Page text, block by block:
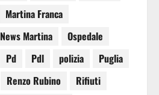
Martina Franca
News Martina
Ospedale
Pd Pdl polizia
Puglia
Renzo Rubino
Rifiuti